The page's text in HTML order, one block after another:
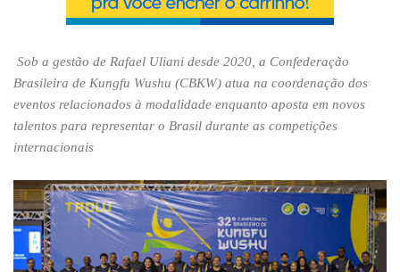
Sob a gestão de Rafael Uliani desde 2020, a Confederação
Brasileira de Kungfu Wushu (CBKW) atua na coordenação dos
eventos relacionados à modalidade enquanto aposta em novos
talentos para representar o Brasil durante as competições
internacionais